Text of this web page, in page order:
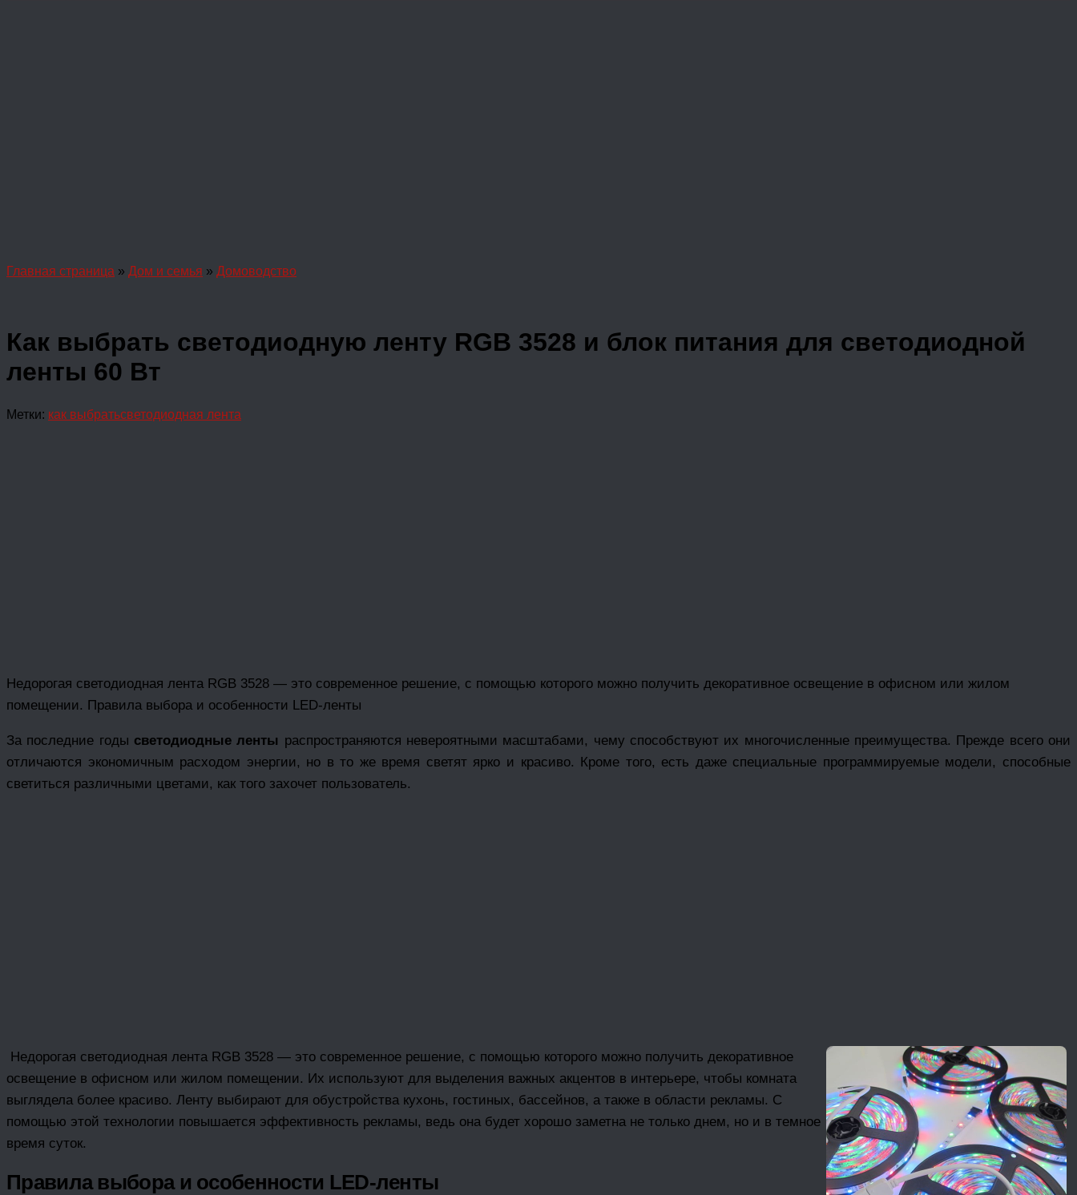
Главная страница » Дом и семья » Домоводство
Как выбрать светодиодную ленту RGB 3528 и блок питания для светодиодной
ленты 60 Вт
Метки: как выбратьсветодиодная лента
Недорогая светодиодная лента RGB 3528 — это современное решение, с помощью которого можно получить декоративное освещение в офисном или жилом
помещении. Правила выбора и особенности LED-ленты
За последние годы светодиодные ленты распространяются невероятными масштабами, чему способствуют их многочисленные преимущества. Прежде всего они
отличаются экономичным расходом энергии, но в то же время светят ярко и красиво. Кроме того, есть даже специальные программируемые модели, способные
светиться различными цветами, как того захочет пользователь.
Недорогая светодиодная лента RGB 3528 — это современное решение, с помощью которого можно получить декоративное
освещение в офисном или жилом помещении. Их используют для выделения важных акцентов в интерьере, чтобы комната
выглядела более красиво. Ленту выбирают для обустройства кухонь, гостиных, бассейнов, а также в области рекламы. С
помощью этой технологии повышается эффективность рекламы, ведь она будет хорошо заметна не только днем, но и в темное
время суток.
Правила выбора и особенности LED-ленты